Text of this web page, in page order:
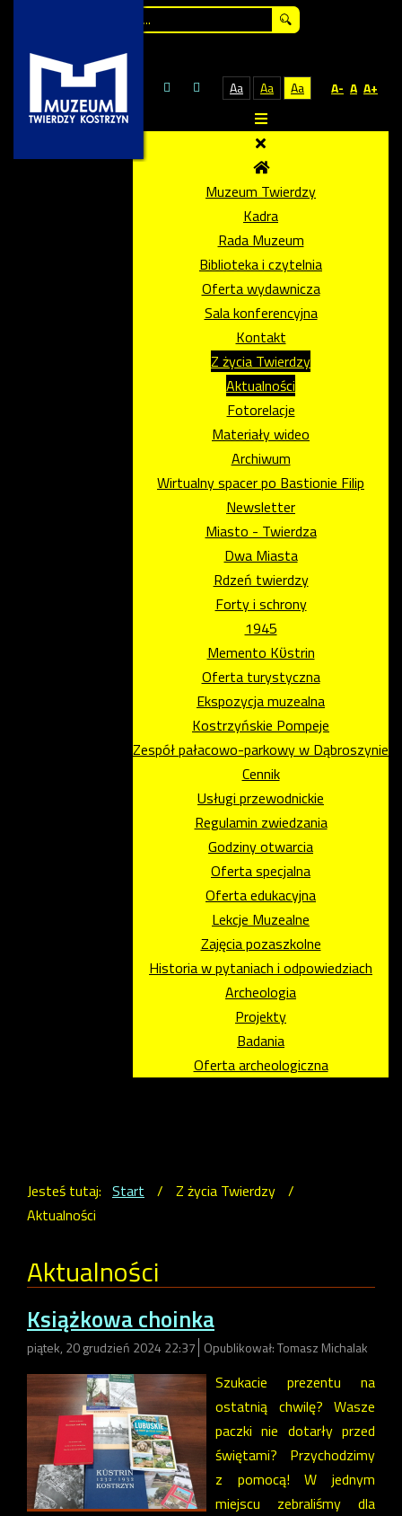
Aa Aa Aa A- A A+
Muzeum Twierdzy
Kadra
Rada Muzeum
Biblioteka i czytelnia
Oferta wydawnicza
Sala konferencyjna
Kontakt
Z życia Twierdzy
Aktualności
Fotorelacje
Materiały wideo
Archiwum
Wirtualny spacer po Bastionie Filip
Newsletter
Miasto - Twierdza
Dwa Miasta
Rdzeń twierdzy
Forty i schrony
1945
Memento Kϋstrin
Oferta turystyczna
Ekspozycja muzealna
Kostrzyńskie Pompeje
Zespół pałacowo-parkowy w Dąbroszynie
Cennik
Usługi przewodnickie
Regulamin zwiedzania
Godziny otwarcia
Oferta specjalna
Oferta edukacyjna
Lekcje Muzealne
Zajęcia pozaszkolne
Historia w pytaniach i odpowiedziach
Archeologia
Projekty
Badania
Oferta archeologiczna
Jesteś tutaj: Start / Z życia Twierdzy /
Aktualności
Aktualności
Książkowa choinka
piątek, 20 grudzień 2024 22:37 Opublikował: Tomasz Michalak
Szukacie prezentu na
ostatnią chwilę? Wasze
paczki nie dotarły przed
świętami? Przychodzimy
z pomocą! W jednym
miejscu zebraliśmy dla